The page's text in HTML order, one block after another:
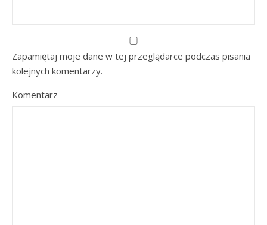
Zapamiętaj moje dane w tej przeglądarce podczas pisania
kolejnych komentarzy.
Komentarz